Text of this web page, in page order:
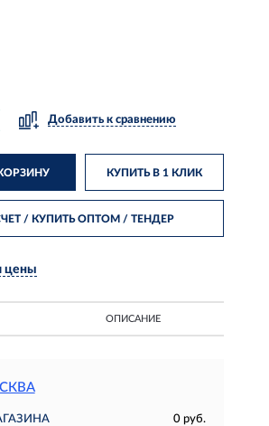
Добавить к сравнению
КУПИТЬ В 1 КЛИК
/ КУПИТЬ ОПТОМ/ ТЕНДЕР
цены
ОПИСАНИЕ
0 руб.